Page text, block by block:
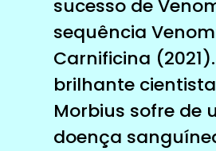
sucesso de
sequência
Carnificina
brilhante
Morbius sofre de
doença